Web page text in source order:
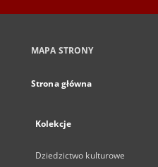
MAPA STRONY
Strona główna
Kolekcje
Dziedzictwo kulturowe